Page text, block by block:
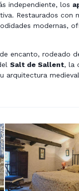
independiente, los
Restaurados con
modernas,
encanto, rodeado
Salt de Sallent, la
arquitectura